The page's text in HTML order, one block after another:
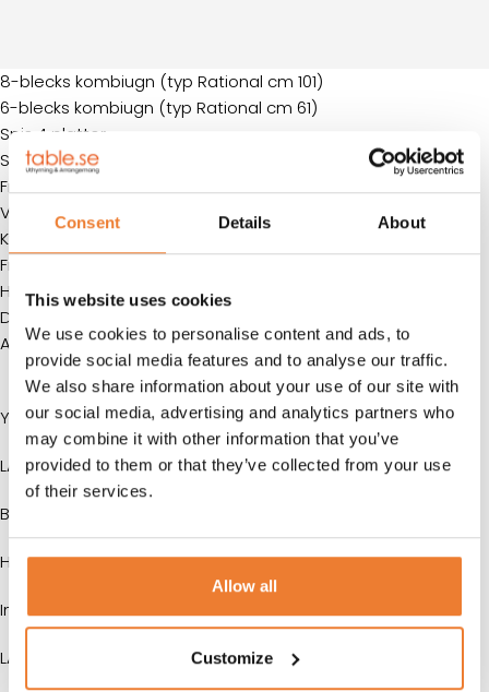
Consent Details About
This website uses cookies
We use cookies to personalise content and ads, to
provide social media features and to analyse our traffic.
We also share information about your use of our site with
our social media, advertising and analytics partners who
may combine it with other information that you’ve
provided to them or that they’ve collected from your use
of their services.
Allow all
Customize
8-blecks kombiugn (typ Rational cm 101)
6-blecks kombiugn (typ Rational cm 61)
Spis 4 plattor
Stekbord (tippbart)
Fritös enkel
Vattenbad 1 brunn med draglådor
Kyl 60 cm (fullhöjd)
Frys 60 cm (fullhöjd)
Handfat för handtvätt
Diskbänk med ho
Arbetsbänk
Yttermått:
LÄNGD: 6058 mm
BREDD:
HÖJD: 2591 mm
Innermått
LÄNGD: 5800 mm